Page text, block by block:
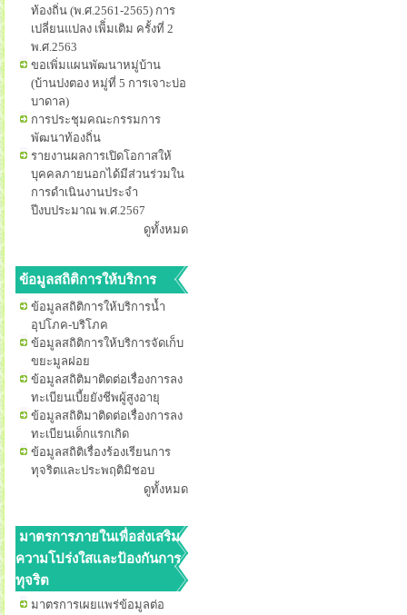
ท้องถิ่น (พ.ศ.2561-2565) การ
เปลี่ยนแปลง เพิิ่มเติม ครั้งที่ 2
พ.ศ.2563
ขอเพิ่มแผนพัฒนาหมู่บ้าน
(บ้านปงตอง หมู่ที่ 5 การเจาะบ่อ
บาดาล)
การประชุมคณะกรรมการ
พัฒนาท้องถิ่น
รายงานผลการเปิดโอกาสให้
บุคคลภายนอกได้มีส่วนร่วมใน
การดำเนินงานประจำ
ปีงบประมาณ พ.ศ.2567
ดูทั้งหมด
ข้อมูลสถิติการให้บริการ
ข้อมูลสถิติการให้บริการน้ำ
อุปโภค-บริโภค
ข้อมูลสถิติการให้บริการจัดเก็บ
ขยะมูลฝอย
ข้อมูลสถิติมาติดต่อเรื่องการลง
ทะเบียนเบี้ยยังชีพผู้สูงอายุ
ข้อมูลสถิติมาติดต่อเรื่องการลง
ทะเบียนเด็กแรกเกิด
ข้อมูลสถิติเรื่องร้องเรียนการ
ทุจริตและประพฤติมิชอบ
ดูทั้งหมด
มาตรการภายในเพื่อส่งเสริม
ความโปร่งใสและป้องกันการ
ทุจริต
มาตรการเผยแพร่ข้อมูลต่อ